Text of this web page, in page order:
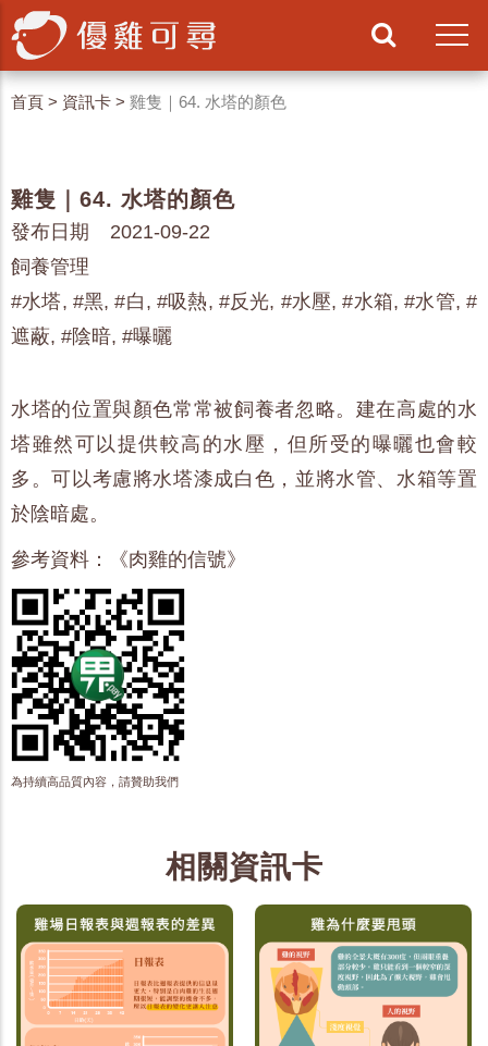
首頁 > 資訊卡 > 雞隻｜64. 水塔的顏色
雞隻｜64. 水塔的顏色
發布日期 2021-09-22
飼養管理
#水塔, #黑, #白, #吸熱, #反光, #水壓, #水箱, #水管, #
遮蔽, #陰暗, #曝曬
水塔的位置與顏色常常被飼養者忽略。建在高處的水
塔雖然可以提供較高的水壓，但所受的曝曬也會較
多。可以考慮將水塔漆成白色，並將水管、水箱等置
於陰暗處。
參考資料：《肉雞的信號》
為持續高品質內容，請贊助我們
相關資訊卡